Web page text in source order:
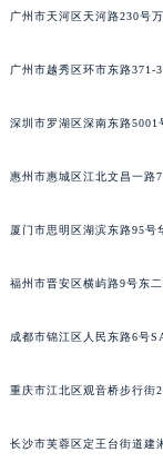
广州市天河区天河路230号
广州市越秀区环市东路371-
深圳市罗湖区深南东路5001
惠州市惠城区江北文昌一路
厦门市思明区湖滨东路95号
福州市晋安区横屿路9号东
成都市锦江区人民东路6号
重庆市江北区观音桥步行街
长沙市芙蓉区定王台街道建